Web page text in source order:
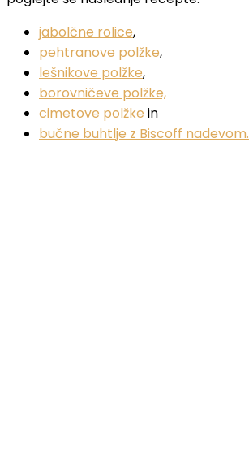
jabolčne rolice,
pehtranove polžke,
lešnikove polžke,
borovničeve polžke,
cimetove polžke in
bučne buhtlje z Biscoff nadevom.